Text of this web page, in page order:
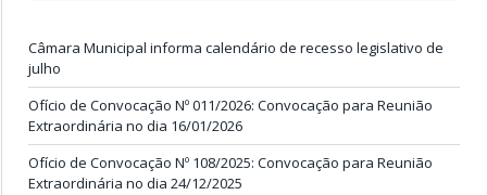
Câmara Municipal informa calendário de recesso legislativo de
julho
Ofício de Convocação Nº 011/2026: Convocação para Reunião
Extraordinária no dia 16/01/2026
Ofício de Convocação Nº 108/2025: Convocação para Reunião
Extraordinária no dia 24/12/2025